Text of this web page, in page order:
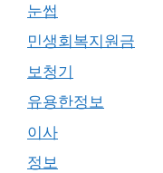
눈썹
민생회복지원금
보청기
유용한정보
이사
정보